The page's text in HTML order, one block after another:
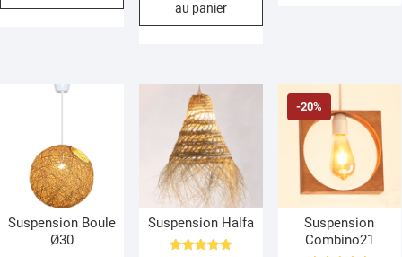
au panier
Suspension Boule
Ø30
Suspension Halfa
-20%
Suspension
Combino21